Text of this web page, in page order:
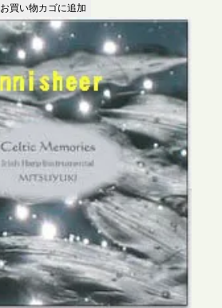
お買い物カゴに追加